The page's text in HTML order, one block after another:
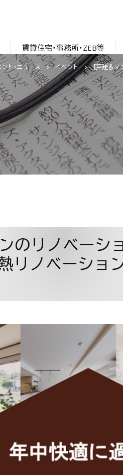
賃貸住宅・事務所・ZEB等
ト・ニュース イベント
のリノベーシ
リノベーショ